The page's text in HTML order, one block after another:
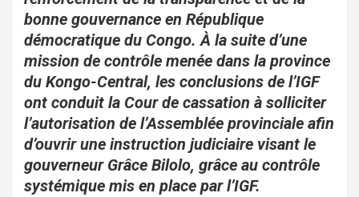
o
o
k
A
p
p
er
bonne gouvernance en République
démocratique du Congo. À la suite d’une
mission de contrôle menée dans la province
du Kongo-Central, les conclusions de l’IGF
ont conduit la Cour de cassation à solliciter
l’autorisation de l’Assemblée provinciale afin
d’ouvrir une instruction judiciaire visant le
gouverneur Grâce Bilolo, grâce au contrôle
systémique mis en place par l’IGF.